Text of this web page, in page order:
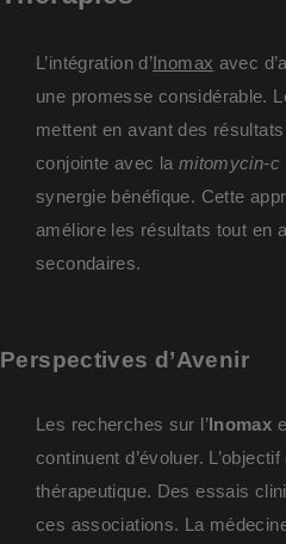
L’intégration d’Inomax avec
une promesse considérable.
mettent en avant des
conjointe avec la mitomycin-c
synergie bénéfique. Cette
améliore les résultats tout en
secondaires.
Perspectives d’Avenir
Les recherches sur l’Inomax
continuent d’évoluer.
thérapeutique. Des essais
ces associations. La